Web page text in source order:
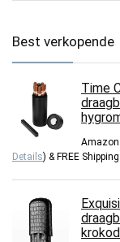
Best verkopende
Time
Details) & FREE Shipping